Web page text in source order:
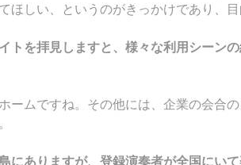
ほしい、というのがきっかけであり、目
トを拝見しますと、様々な利用シーン
ームですね。その他には、企業の会合
にありますが、登録演奏者が全国にい